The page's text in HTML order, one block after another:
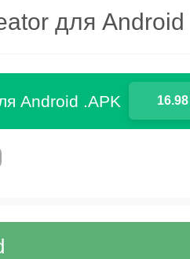
для Android
Android .APK